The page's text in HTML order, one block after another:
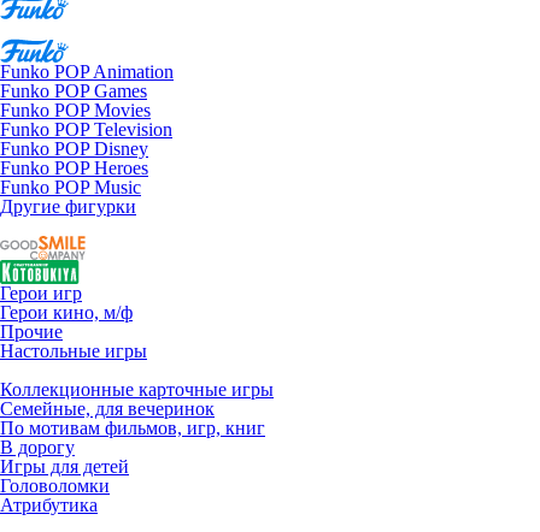
Funko POP Animation
Funko POP Games
Funko POP Movies
Funko POP Television
Funko POP Disney
Funko POP Heroes
Funko POP Music
Другие фигурки
Герои игр
Герои кино, м/ф
Прочие
Настольные игры
Коллекционные карточные игры
Семейные, для вечеринок
По мотивам фильмов, игр, книг
В дорогу
Игры для детей
Головоломки
Атрибутика